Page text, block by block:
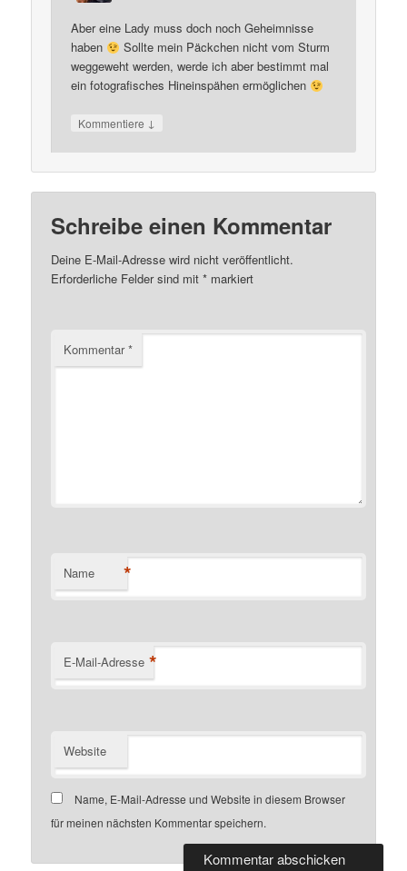
Aber eine Lady muss doch noch Geheimnisse
haben
Sollte mein Päckchen nicht vom Sturm
weggeweht werden, werde ich aber bestimmt mal
ein fotografisches Hineinspähen ermöglichen
Kommentiere ↓
Schreibe einen Kommentar
Deine E-Mail-Adresse wird nicht veröffentlicht.
Erforderliche Felder sind mit* markiert
Kommentar*
Name *
E-Mail-Adresse *
Website
Name, E-Mail-Adresse und Website in diesem Browser
für meinen nächsten Kommentar speichern.